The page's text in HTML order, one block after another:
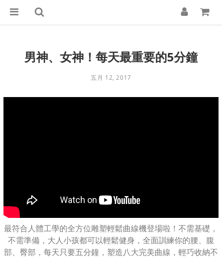
男神、女神！每天最重要的5分鐘
五月 12, 2017
最符合人體工學的全方位雕塑輕鬆曲線機登場啦！不需基礎，
不需準備，大人小孩都可以輕鬆健身，全面訓練你的腰、腹
部、臀部，每天只要五分鐘，塑造八大完美曲線，輕巧收納不